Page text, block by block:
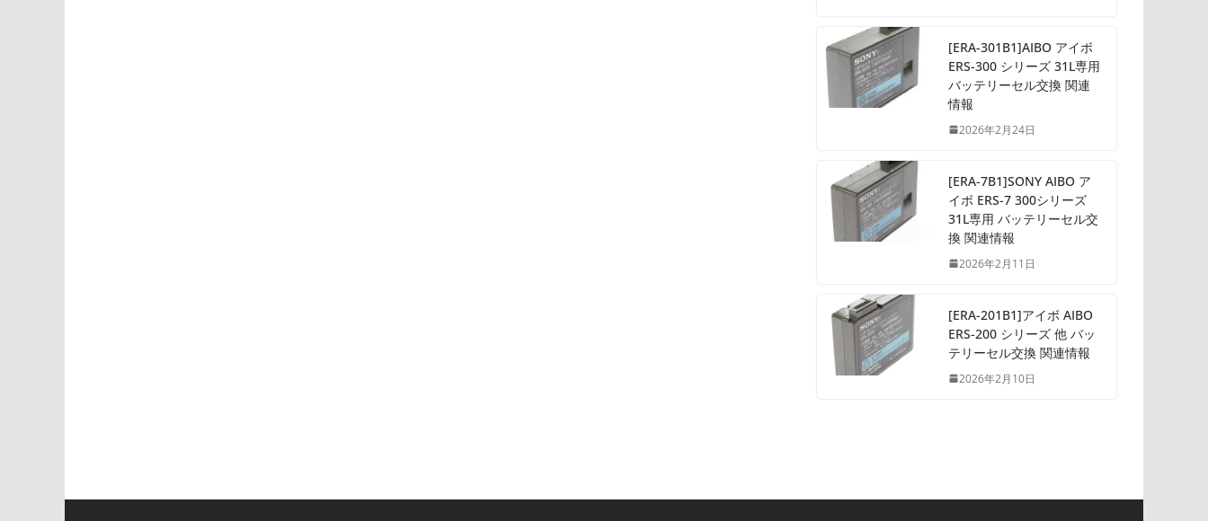
[ERA-301B1]AIBO アイボ
ERS-300 シリーズ 31L専用
バッテリーセル交換 関連
情報
2026年2月24日
[ERA-7B1]SONY AIBO ア
イボ ERS-7 300シリーズ
31L専用 バッテリーセル交
換 関連情報
2026年2月11日
[ERA-201B1]アイボ AIBO
ERS-200 シリーズ 他 バッ
テリーセル交換 関連情報
2026年2月10日